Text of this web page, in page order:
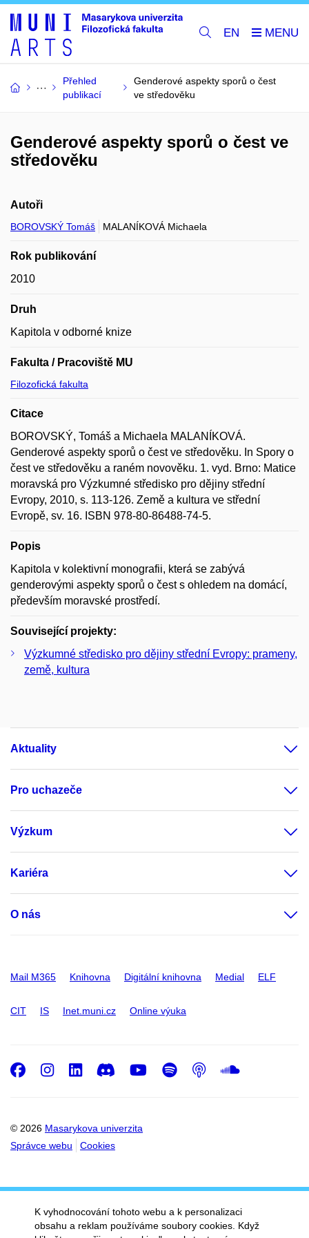
EN
Přehled
publikací
Genderové aspekty sporů o čest
ve středověku
Genderové aspekty sporů o čest ve
středověku
Autoři
BOROVSKÝ Tomáš MALANÍKOVÁ Michaela
Rok publikování
2010
Druh
Kapitola v odborné knize
Fakulta / Pracoviště MU
Filozofická fakulta
Citace
BOROVSKÝ, Tomáš a Michaela MALANÍKOVÁ.
Genderové aspekty sporů o čest ve středověku. In Spory o
čest ve středověku a raném novověku. 1. vyd. Brno: Matice
moravská pro Výzkumné středisko pro dějiny střední
Evropy, 2010, s. 113-126. Země a kultura ve střední
Evropě, sv. 16. ISBN 978-80-86488-74-5.
Popis
Kapitola v kolektivní monografii, která se zabývá
genderovými aspekty sporů o čest s ohledem na domácí,
především moravské prostředí.
Související projekty:
Výzkumné středisko pro dějiny střední Evropy: prameny,
země, kultura
Aktuality
Pro uchazeče
Výzkum
Kariéra
O nás
Mail M365 Knihovna Digitální knihovna Medial ELF
CIT IS Inet.muni.cz Online výuka
© 2026 Masarykova univerzita
Správce webu
Cookies
Facebook
Instagram
LinkedIn
DiscordYoutube
Spotify
Podcast
K vyhodnocování tohoto webu a k personalizaci
obsahu a reklam používáme soubory cookies. Když